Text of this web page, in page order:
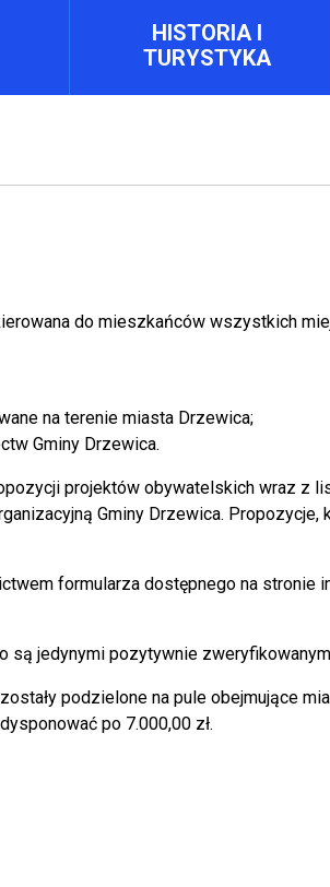
HISTORIA I
TURYSTYKA
do mieszkańców wszystkich
na terenie miasta Drzewica;
Gminy Drzewica.
projektów obywatelskich wraz z
Gminy Drzewica.
formularza dostępnego na
są jedynymi pozytywnie
podzielone na pule obejmujące
po 7.000,00 zł.